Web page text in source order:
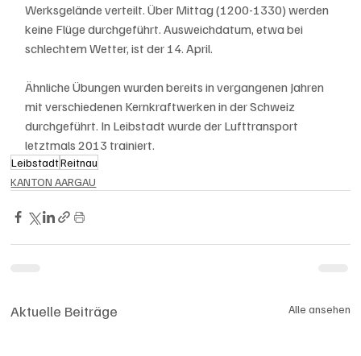
Werksgelände verteilt. Über Mittag (1200-1330) werden
keine Flüge durchgeführt. Ausweichdatum, etwa bei
schlechtem Wetter, ist der 14. April.
Ähnliche Übungen wurden bereits in vergangenen Jahren
mit verschiedenen Kernkraftwerken in der Schweiz
durchgeführt. In Leibstadt wurde der Lufttransport
letztmals 2013 trainiert.
LeibstadtReitnau
KANTON AARGAU
Aktuelle Beiträge Alle ansehen